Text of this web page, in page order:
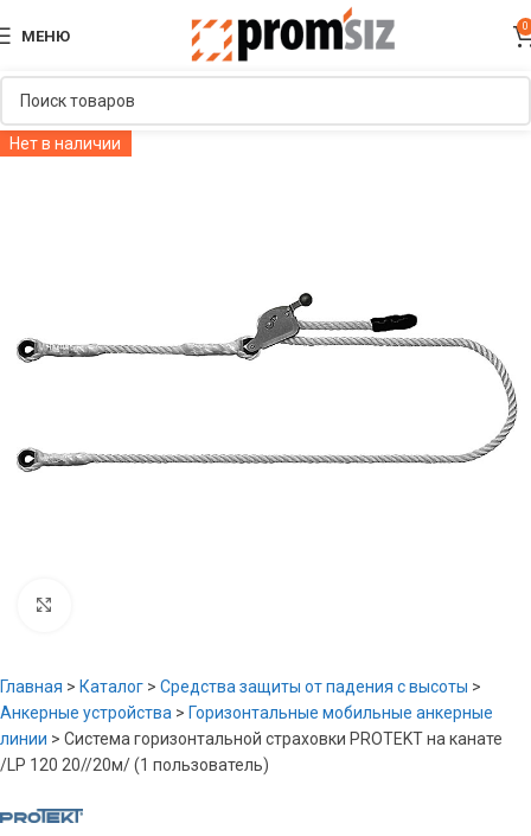
МЕНЮ
0
Нет в наличии
Главная > Каталог > Средства защиты от падения с высоты >
Анкерные устройства > Горизонтальные мобильные анкерные
линии > Система горизонтальной страховки PROTEKT на канате
/LP 120 20//20м/ (1 пользователь)